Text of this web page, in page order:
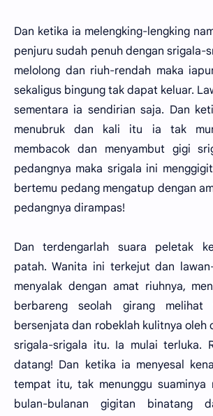
Dan ketika ia melengking-lengking
penjuru sudah penuh dengan srigala-
melolong dan riuh-rendah maka
sekaligus bingung tak dapat keluar.
sementara ia sendirian saja. Dan
menubruk dan kali itu ia tak
membacok dan menyambut gigi
pedangnya maka srigala ini
bertemu pedang mengatup dengan
pedangnya dirampas!
Dan terdengarlah suara peletak
patah. Wanita ini terkejut dan
menyalak dengan amat riuhnya,
berbareng seolah girang
bersenjata dan robeklah kulitnya oleh
srigala-srigala itu. Ia mulai terluka.
datang! Dan ketika ia menyesal
tempat itu, tak menunggu suaminya
bulan-bulanan gigitan binatang